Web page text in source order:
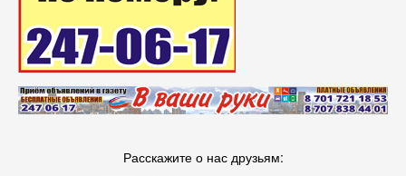
Расскажите о нас друзьям: